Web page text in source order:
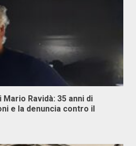
Ravidà: 35 anni di
e la denuncia contro il